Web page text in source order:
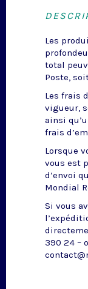
Les
total
Poste,
Les frais
vigueur,
ainsi
frais
Lorsque
vous est
d’envoi
Mondial
Si vous
390 24 –